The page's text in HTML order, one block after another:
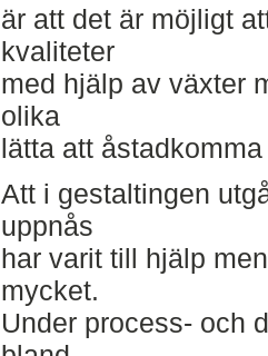
är att det är möjligt
kvaliteter
med hjälp av växter
olika
lätta att
Att i gestaltingen
uppnås
har varit till hjälp
mycket.
Under process- och